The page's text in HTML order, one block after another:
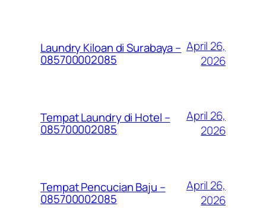
Laundry Kiloan di Surabaya –
085700002085
April 26,
2026
Tempat Laundry di Hotel –
085700002085
April 26,
2026
Tempat Pencucian Baju –
085700002085
April 26,
2026